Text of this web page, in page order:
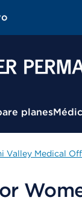
planes
Valley Medical